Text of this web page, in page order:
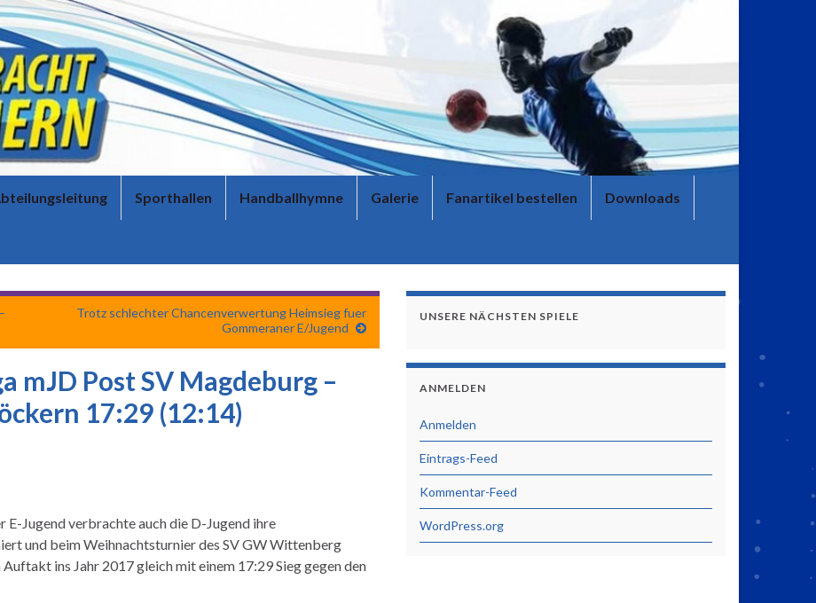
Sporthallen Handballhymne Galerie Fanartikel bestellen Downloads
Trotz schlechter Chancenverwertung Heimsieg fuer
Gommeraner E/Jugend
mJD Post SV Magdeburg –
17:29 (12:14)
E-Jugend verbrachte auch die D-Jugend ihre
und beim Weihnachtsturnier des SV GW Wittenberg
ins Jahr 2017 gleich mit einem 17:29 Sieg gegen den
UNSERE NÄCHSTEN SPIELE
ANMELDEN
Anmelden
Eintrags-Feed
Kommentar-Feed
WordPress.org